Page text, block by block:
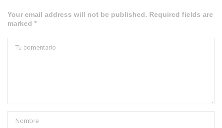
Your email address will not be published. Required fields are
marked *